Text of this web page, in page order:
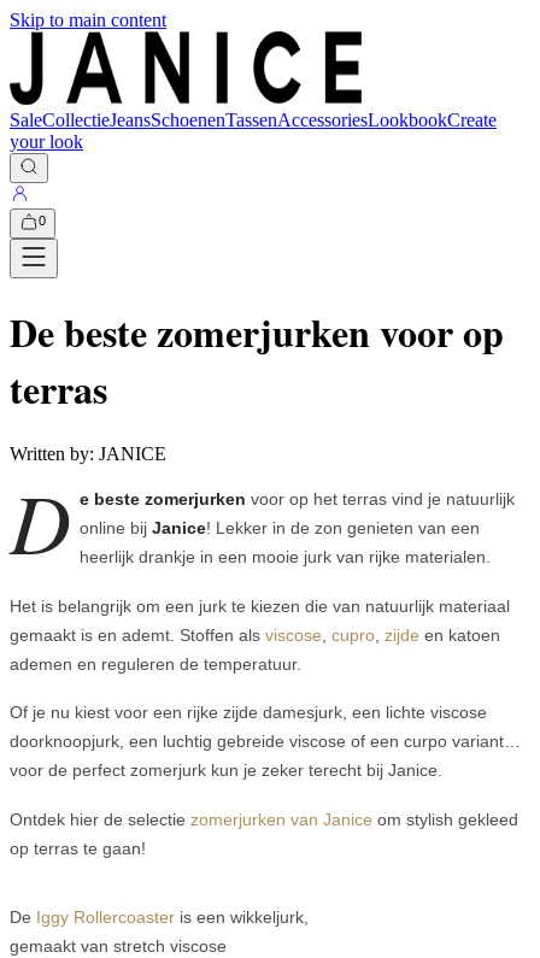
Skip to main content
SaleCollectieJeansSchoenenTassenAccessoriesLookbookCreate
your look
0
De beste zomerjurken voor op
terras
Written by: JANICE
D e beste zomerjurken voor op het terras vind je natuurlijk
online bijJanice! Lekker in de zon genieten van een
heerlijk drankje in een mooie jurk van rijke materialen.
Het is belangrijk om een jurk te kiezen die van natuurlijk materiaal
gemaakt is en ademt. Stoffen als viscose cupro zijde en katoen
ademen en reguleren de temperatuur.
Of je nu kiest voor een rijke zijde damesjurk, een lichte viscose
doorknoopjurk, een luchtig gebreide viscose of een curpo variant…
voor de perfect zomerjurk kun je zeker terecht bij Janice.
Ontdek hier de selectie zomerjurken van Janice om stylish gekleed
op terras te gaan!
De Iggy Rollercoaster is een wikkeljurk,
gemaakt van stretch viscose